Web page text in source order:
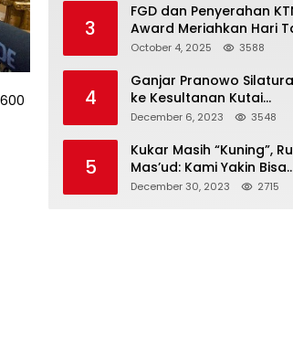
3
FGD dan Penyerahan
Award Meriahkan Hari
Nasional di Kukar
October 4, 2025 3588
4
Ganjar Pranowo
ke Kesultanan Kutai
Kartanegara
December 6, 2023 3548
5
Kukar Masih “Kuning”,
Mas’ud: Kami Yakin Bisa
Menang di Pemilu 2024
December 30, 2023 2715